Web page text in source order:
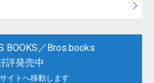
BOOKS／Bros.books
評発売中
イトへ移動します